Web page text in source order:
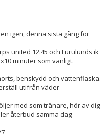
igen, denna sista gång för
united 12.45 och Furulunds ik
minuter som vanligt.
benskydd och vattenflaska.
utifrån väder
med som tränare, hör av dig
återbud samma dag